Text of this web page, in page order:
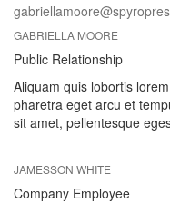
GABRIELLA MOORE
Public Relationship
Aliquam quis lobortis
pharetra eget arcu et
sit amet, pellentesque
JAMESSON WHITE
Company Employee